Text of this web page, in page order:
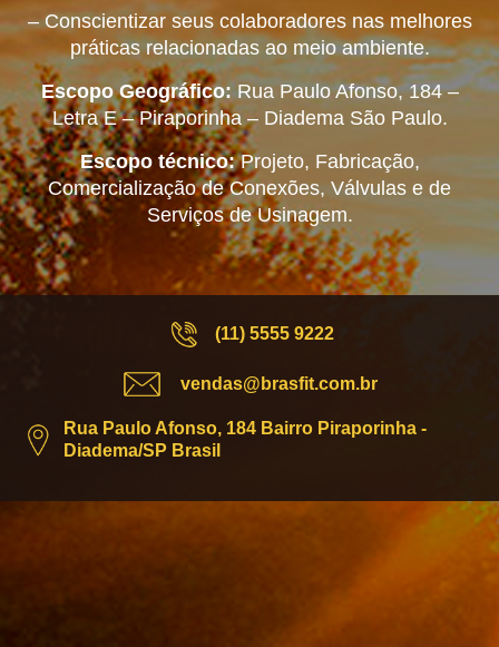
– Conscientizar seus colaboradores nas melhores
práticas relacionadas ao meio ambiente.
Escopo Geográfico:Rua Paulo Afonso, 184 –
Letra E – Piraporinha – Diadema São Paulo.
Escopo técnico:Projeto, Fabricação,
Comercialização de Conexões, Válvulas e de
Serviços de Usinagem.
(11) 5555 9222
vendas@brasfit.com.br
Rua Paulo Afonso, 184 Bairro Piraporinha -
Diadema/SP Brasil